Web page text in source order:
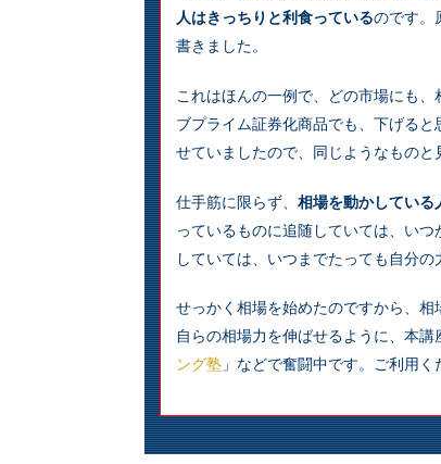
人はきっちりと利食っているのです。
書きました。
これはほんの一例で、どの市場にも
ブプライム証券化商品でも、下げる
せていましたので、同じようなものと
仕手筋に限らず、相場を動かしている
っているものに追随していては、い
していては、いつまでたっても自分の
せっかく相場を始めたのですから、相
自らの相場力を伸ばせるように、本
ング塾 」などで奮闘中です。ご利用く